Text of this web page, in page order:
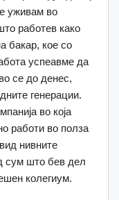
уживам во
работев како
бакар, кое со
успеавме да
се до денес,
генерации.
во која
работи во полза
нивните
сум што бев дел
колегиум.